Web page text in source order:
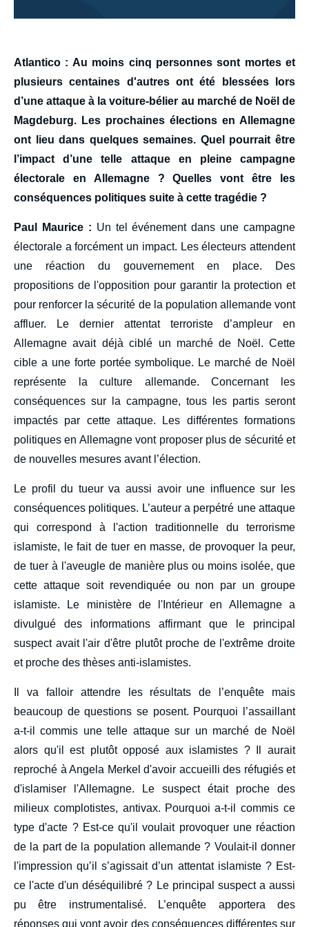
body
Atlantico : Au moins cinq personnes sont mortes et
plusieurs centaines d'autres ont été blessées lors
d’une attaque à la voiture-bélier au marché de Noël de
Magdeburg. Les prochaines élections en Allemagne
ont lieu dans quelques semaines. Quel pourrait être
l’impact d’une telle attaque en pleine campagne
électorale en Allemagne ? Quelles vont être les
conséquences politiques suite à cette tragédie ?
Paul Maurice : Un tel événement dans une campagne
électorale a forcément un impact. Les électeurs attendent
une réaction du gouvernement en place. Des
propositions de l'opposition pour garantir la protection et
pour renforcer la sécurité de la population allemande vont
affluer. Le dernier attentat terroriste d’ampleur en
Allemagne avait déjà ciblé un marché de Noël. Cette
cible a une forte portée symbolique. Le marché de Noël
représente la culture allemande. Concernant les
conséquences sur la campagne, tous les partis seront
impactés par cette attaque. Les différentes formations
politiques en Allemagne vont proposer plus de sécurité et
de nouvelles mesures avant l’élection.
Le profil du tueur va aussi avoir une influence sur les
conséquences politiques. L’auteur a perpétré une attaque
qui correspond à l'action traditionnelle du terrorisme
islamiste, le fait de tuer en masse, de provoquer la peur,
de tuer à l'aveugle de manière plus ou moins isolée, que
cette attaque soit revendiquée ou non par un groupe
islamiste. Le ministère de l'Intérieur en Allemagne a
divulgué des informations affirmant que le principal
suspect avait l'air d'être plutôt proche de l'extrême droite
et proche des thèses anti-islamistes.
Il va falloir attendre les résultats de l’enquête mais
beaucoup de questions se posent. Pourquoi l’assaillant
a-t-il commis une telle attaque sur un marché de Noël
alors qu'il est plutôt opposé aux islamistes ? Il aurait
reproché à Angela Merkel d'avoir accueilli des réfugiés et
d'islamiser l'Allemagne. Le suspect était proche des
milieux complotistes, antivax. Pourquoi a-t-il commis ce
type d'acte ? Est-ce qu'il voulait provoquer une réaction
de la part de la population allemande ? Voulait-il donner
l'impression qu’il s’agissait d’un attentat islamiste ? Est-
ce l'acte d'un déséquilibré ? Le principal suspect a aussi
pu être instrumentalisé. L’enquête apportera des
réponses qui vont avoir des conséquences différentes sur